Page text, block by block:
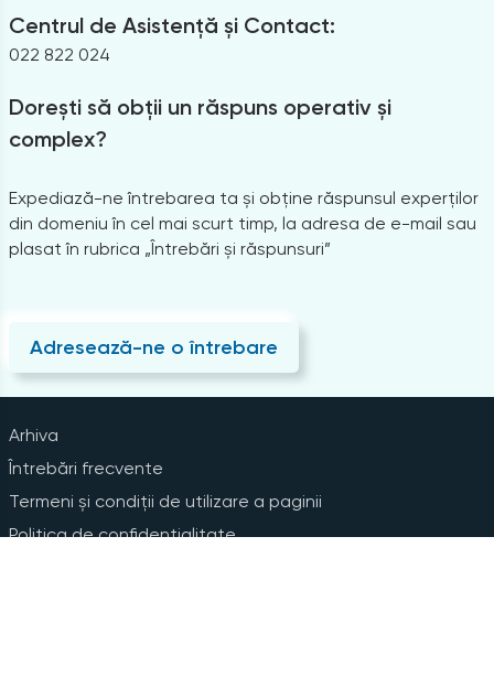
Centrul de Asistență și Contact:
022 822 024
Dorești să obții un răspuns operativ și
complex?
Expediază-ne întrebarea ta și obține răspunsul experților
din domeniu în cel mai scurt timp, la adresa de e-mail sau
plasat în rubrica „Întrebări și răspunsuri”
Adresează-ne o întrebare
Arhiva
Întrebări frecvente
Termeni și condiții de utilizare a paginii
Politica de confidențialitate